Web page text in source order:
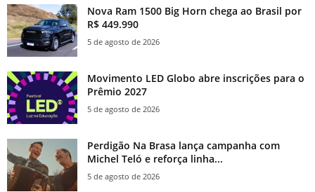
Nova Ram 1500 Big Horn chega ao Brasil por
R$ 449.990
5 de agosto de 2026
Movimento LED Globo abre inscrições para o
Prêmio 2027
5 de agosto de 2026
Perdigão Na Brasa lança campanha com
Michel Teló e reforça linha...
5 de agosto de 2026